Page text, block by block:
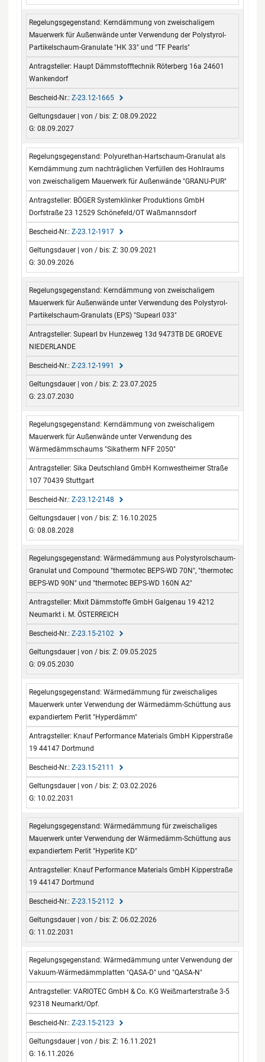
Kerndämmung von zweischaligem
Mauerwerk für Außenwände unter Verwendung der Polystyrol-
Partikelschaum-Granulate "HK 33" und "TF Pearls"
Haupt Dämmstofftechnik Röterberg 16a 24601
Wankendorf
Z-23.12-1665
Z: 08.09.2022
G: 08.09.2027
Polyurethan-Hartschaum-Granulat als
Kerndämmung zum nachträglichen Verfüllen des Hohlraums
von zweischaligem Mauerwerk für Außenwände "GRANU-PUR"
BÖGER Systemklinker Produktions GmbH
Dorfstraße 23 12529 Schönefeld/OT Waßmannsdorf
Z-23.12-1917
Z: 30.09.2021
G: 30.09.2026
Kerndämmung von zweischaligem
Mauerwerk für Außenwände unter Verwendung des Polystyrol-
Partikelschaum-Granulats (EPS) "Supearl 033"
Supearl bv Hunzeweg 13d 9473TB DE GROEVE
NIEDERLANDE
Z-23.12-1991
Z: 23.07.2025
G: 23.07.2030
Kerndämmung von zweischaligem
Mauerwerk für Außenwände unter Verwendung des
Wärmedämmschaums "Sikatherm NFF 2050"
Sika Deutschland GmbH Kornwestheimer Straße
107 70439 Stuttgart
Z-23.12-2148
Z: 16.10.2025
G: 08.08.2028
Wärmedämmung aus Polystyrolschaum-
Granulat und Compound "thermotec BEPS-WD 70N", "thermotec
BEPS-WD 90N" und "thermotec BEPS-WD 160N A2"
Mixit Dämmstoffe GmbH Galgenau 19 4212
Neumarkt i. M. ÖSTERREICH
Z-23.15-2102
Z: 09.05.2025
G: 09.05.2030
Wärmedämmung für zweischaliges
Mauerwerk unter Verwendung der Wärmedämm-Schüttung aus
expandiertem Perlit "Hyperdämm"
Knauf Performance Materials GmbH Kipperstraße
19 44147 Dortmund
Z-23.15-2111
Z: 03.02.2026
G: 10.02.2031
Wärmedämmung für zweischaliges
Mauerwerk unter Verwendung der Wärmedämm-Schüttung aus
expandiertem Perlit "Hyperlite KD"
Knauf Performance Materials GmbH Kipperstraße
19 44147 Dortmund
Z-23.15-2112
Z: 06.02.2026
G: 11.02.2031
Wärmedämmung unter Verwendung der
Vakuum-Wärmedämmplatten "QASA-D" und "QASA-N"
VARIOTEC GmbH & Co. KG Weißmarterstraße 3-5
92318 Neumarkt/Opf.
Z-23.15-2123
Z: 16.11.2021
G: 16.11.2026